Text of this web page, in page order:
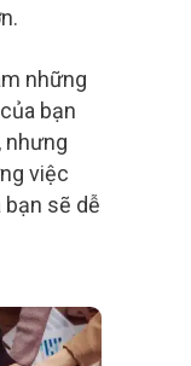
những
bạn
nhưng
việc
sẽ dễ